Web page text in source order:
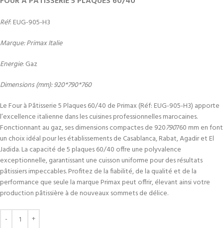
Réf: EUG-905-H3
Marque: Primax Italie
Energie: Gaz
Dimensions (mm): 920*790*760
Le Four à Pâtisserie 5 Plaques 60/40 de Primax (Réf: EUG-905-H3) apporte
l’excellence italienne dans les cuisines professionnelles marocaines.
Fonctionnant au gaz, ses dimensions compactes de 920790760 mm en font
un choix idéal pour les établissements de Casablanca, Rabat, Agadir et El
Jadida. La capacité de 5 plaques 60/40 offre une polyvalence
exceptionnelle, garantissant une cuisson uniforme pour des résultats
pâtissiers impeccables. Profitez de la fiabilité, de la qualité et de la
performance que seule la marque Primax peut offrir, élevant ainsi votre
production pâtissière à de nouveaux sommets de délice.